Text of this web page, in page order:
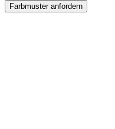
Farbmuster anfordern